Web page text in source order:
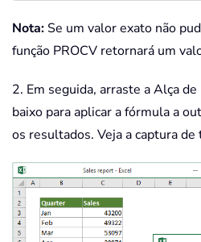
Nota: Se um valor exato não
função PROCV retornará um
2. Em seguida, arraste a Alça
baixo para aplicar a fórmula a
os resultados. Veja a captura de